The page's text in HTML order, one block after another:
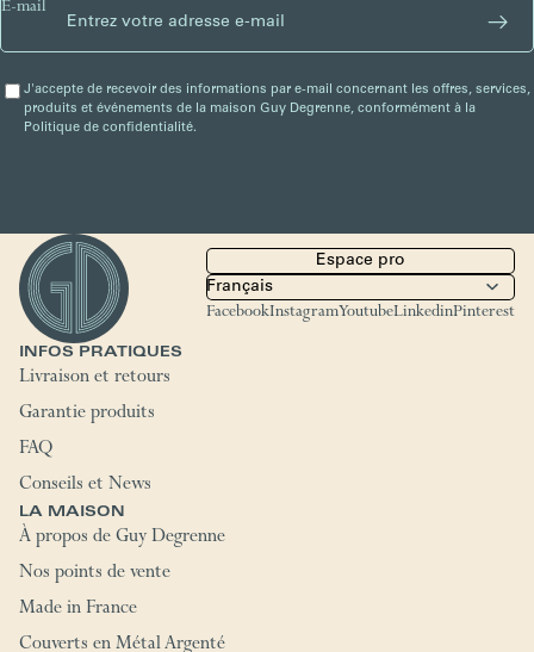
E-mail
J'accepte de recevoir des informations par e-mail concernant les offres, services,
produits et événements de la maison Guy Degrenne, conformément à la
Politique de confidentialité.
Espace pro
FacebookInstagramYoutubeLinkedinPinterest
INFOS PRATIQUES
Livraison et retours
Garantie produits
FAQ
Conseils et News
LA MAISON
À propos de Guy Degrenne
Nos points de vente
Made in France
Couverts en Métal Argenté